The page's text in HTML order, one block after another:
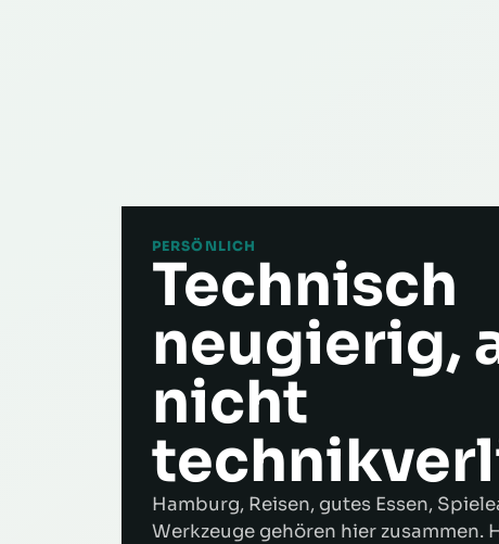
PERSÖNLICH
Technisch
neugierig,
nicht
Hamburg, Reisen, gutes Essen,
Werkzeuge gehören hier zusammen.